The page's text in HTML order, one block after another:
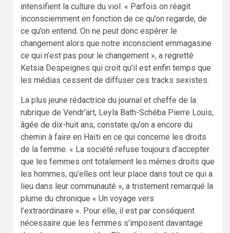
intensifient la culture du viol. « Parfois on réagit
inconsciemment en fonction de ce qu’on regarde, de
ce qu’on entend. On ne peut donc espérer le
changement alors que notre inconscient emmagasine
ce qui n’est pas pour le changement », a regretté
Ketsia Despeignes qui croit qu’il est enfin temps que
les médias cessent de diffuser ces tracks sexistes.
La plus jeune rédactrice du journal et cheffe de la
rubrique de Vendr’art, Leyla Bath-Schéba Pierre Louis,
âgée de dix-huit ans, constate qu’on a encore du
chemin à faire en Haïti en ce qui concerne les droits
de la femme. « La société refuse toujours d’accepter
que les femmes ont totalement les mêmes droits que
les hommes, qu’elles ont leur place dans tout ce qui a
lieu dans leur communauté », a tristement remarqué la
plume du chronique « Un voyage vers
l’extraordinaire ». Pour elle, il est par conséquent
nécessaire que les femmes s’imposent davantage